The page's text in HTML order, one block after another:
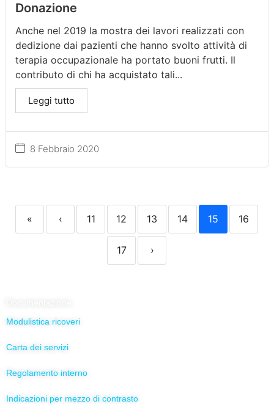
Donazione
8 Febbraio 2020
Anche nel 2019 la mostra dei lavori realizzati con
dedizione dai pazienti che hanno svolto attività di
terapia occupazionale ha portato buoni frutti. Il
contributo di chi ha acquistato tali...
Leggi tutto
« ‹ 11 12 13 14 15 16
17 ›
Modulistica ricoveri
Carta dei servizi
Regolamento interno
Indicazioni per mezzo di contrasto